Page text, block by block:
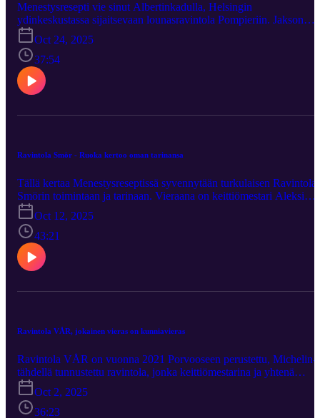
Menestysresepti vie sinut Albertinkadulla, Helsingin
ydinkeskustassa sijaitsevaan lounasravintola Pompieriin. Jakson
vieraina ovat ravintoloitsija Laura Apukka ja keittiömestari Vesa
Konttinen. Keskustelussa korostuvat työhyvinvointi,
henkilökunnasta huolehtiminen, sosiaalinen vastuu sekä ihmisten
välisen vuorovaikutuksen ymmärtäminen ja arvostaminen. Lisäksi
kuulemme mm. sen, millainen on ollut Laura Apukan
poikkeuksellinen tie ravintoloitsijaksi ja millaisesta haukiannoksesta
Oct 24, 2025
37:54
Ravintola Smör - Ruoka kertoo oman tarinansa
Tällä kertaa Menestysreseptissä syvennytään turkulaisen Ravintola
Smörin toimintaan ja tarinaan. Vieraana on keittiömestari Aleksi
Lukka, joka tunnetaan myös vuoden 2023 Master Chef
kilpailun voittajana. Smör sijaitsee historiallisessa puhelinlaitoksen
entisessä kellaritilassa, jossa aikoinaan puheluita yhdistettiin käsin.
Ravintolan tunnelma yhdistää historiaa ja modernia ruokaelämystä.
Aleksin mukaan Smörin ideologia on, että ruoka kertoo omaa
tarinaansa ja koostuu lähellä tuotetuista, laadukkaista raaka-aineista.
Oct 12, 2025
43:21
Ravintola VÅR, jokainen vieras on kunniavieras
Ravintola VÅR on vuonna 2021 Porvooseen perustettu, Michelin-
tähdellä tunnustettu ravintola, jonka keittiömestarina ja yhtenä
omistajista omistajana toimii Oskar Kotka. Tässä Menestysreseptin
jaksossa hän kertoo mm. VÅRin erityispiirteistä, urastaan ravintola-
alalla sekä siitä, kuinka hänen mielestään Suomeen voisi saada lisää
Oct 2, 2025
36:23